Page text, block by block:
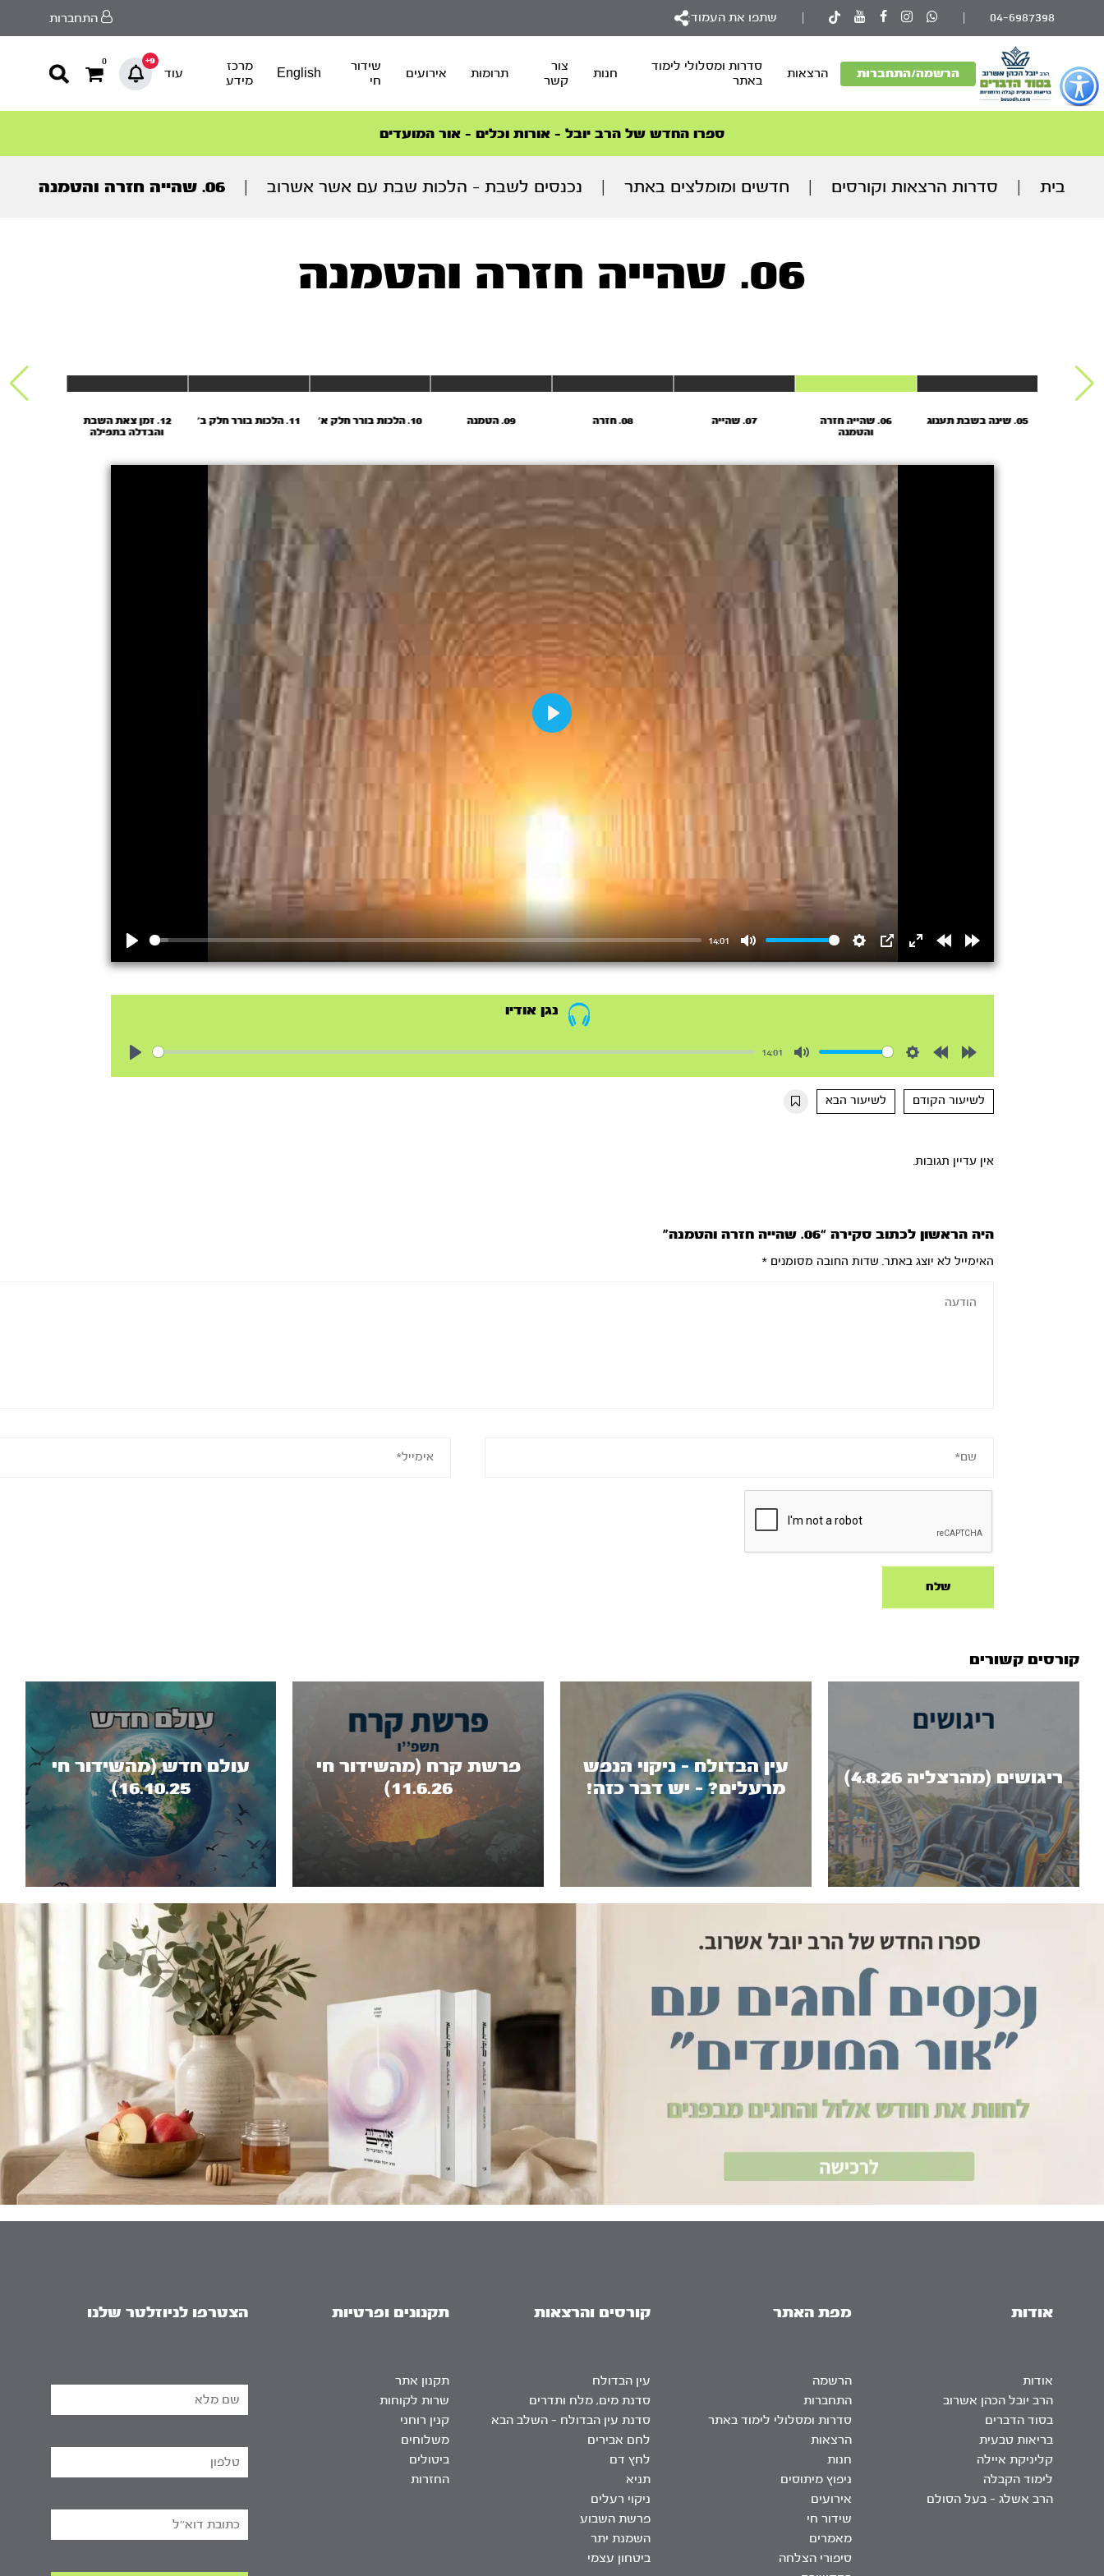
כפתור
לפתיחת
תפריט
נגישות
04-6987398 שתפו את העמוד: התחברות
הרשמה/התחברות הרצאות
סדרות ומסלולי לימוד
באתר
חנות
צור
קשר
תרומות אירועים
שידור
חי
English
מרכז
מידע
עוד
9+
0
סדרות הפודקאסטים
הסדרה המובילה החודש – דרך המלך
ספרו החדש של הרב יובל – אורות וכלים – אור המועדים
הצטרפו למהפכת הבריאות הטבעית >
סדרות הפודקאסטים
הסדרה המובילה החודש – דרך המלך
בית סדרות הרצאות וקורסים חדשים ומומלצים באתר נכנסים לשבת – הלכות שבת עם אשר אשרוב 06. שהייה חזרה והטמנה
06. שהייה חזרה והטמנה
05. שינה בשבת תענוג
06. שהייה חזרה
והטמנה
07. שהייה 08. חזרה 09. הטמנה 10. הלכות בורר חלק א' 11. הלכות בורר חלק ב'
12. זמן צאת השבת
והבדלה בתפילה
14:01
Play
נגן אודיו
14:01
10s
10s
לשיעור הקודם
לשיעור הבא
אין עדיין תגובות.
היה הראשון לכתוב סקירה “06. שהייה חזרה והטמנה”
האימייל לא יוצג באתר. שדות החובה מסומנים*
קורסים קשורים
ריגושים (מהרצליה 4.8.26)
עין הבדולח - ניקוי הנפש
מרעלים? - יש דבר כזה!
פרשת קרח (מהשידור חי
11.6.26)
עולם חדש (מהשידור חי
16.10.25)
אודות
אודות
הרב יובל הכהן אשרוב
בסוד הדברים
בריאות טבעית
קליניקת איילה
לימוד הקבלה
הרב אשלג – בעל הסולם
מפת האתר
הרשמה
התחברות
סדרות ומסלולי לימוד באתר
הרצאות
חנות
ניפוץ מיתוסים
אירועים
שידור חי
מאמרים
סיפורי הצלחה
קורסים והרצאות
עין הבדולח
סדנת מים, מלח ותדרים
סדנת עין הבדולח – השלב הבא
לחם אבירים
לחץ דם
תניא
ניקוי רעלים
פרשת השבוע
השמנת יתר
ביטחון עצמי
תקנונים ופרטיות
תקנון אתר
שרות לקוחות
קנין רוחני
משלוחים
ביטולים
החזרות
הצטרפו לניוזלטר שלנו